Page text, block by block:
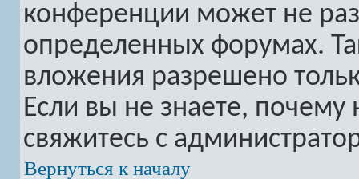
конференции может не
определенных форумах.
вложения разрешено
Если вы не знаете,
свяжитесь с
Вернуться к началу